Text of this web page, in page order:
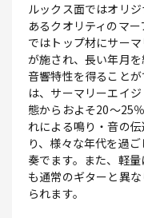
ルックス面ではオリ
あるクオリティのマ
ではトップ材にサー
が施され、長い年月
音響特性を得ること
は、サーマリーエイ
態からおよそ20～25
れによる鳴り・音の
り、様々な年代を過
奏でます。また、軽
も通常のギターと異
られます。